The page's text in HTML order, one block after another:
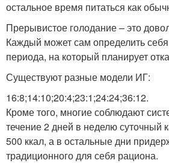
остальное время питаться как
Прерывистое голодание – это
Каждый может сам определить
периода, на который планирует
Существуют разные модели ИГ:
16:8;14:10;20:4;23:1;24:24;36:12.
Кроме того, многие соблюдают
течение 2 дней в неделю суточный
500 ккал, а в остальные дни
традиционного для себя рациона.